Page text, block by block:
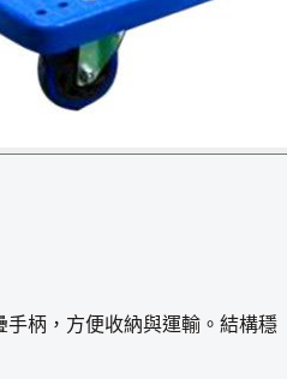
柄，方便收納與運輸。結構穩